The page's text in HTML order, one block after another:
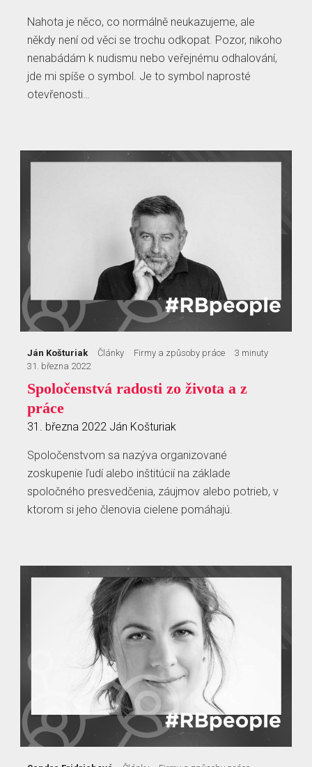
Nahota je něco, co normálně neukazujeme, ale
někdy není od věci se trochu odkopat. Pozor, nikoho
nenabádám k nudismu nebo veřejnému odhalování,
jde mi spíše o symbol. Je to symbol naprosté
otevřenosti…
Ján Košturiak Články Firmy a způsoby práce
3 minuty
31. března 2022
Spoločenstvá radosti zo života a z
práce
31. března 2022 Ján Košturiak
Spoločenstvom sa nazýva organizované
zoskupenie ľudí alebo inštitúcií na základe
spoločného presvedčenia, záujmov alebo potrieb, v
ktorom si jeho členovia cielene pomáhajú.